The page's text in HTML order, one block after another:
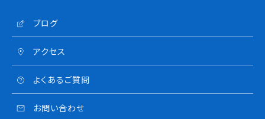
ブログ
アクセス
よくあるご質問
お問い合わせ